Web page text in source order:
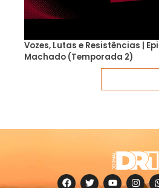
Vozes, Lutas e Resistências |
Machado (Temporada 2)